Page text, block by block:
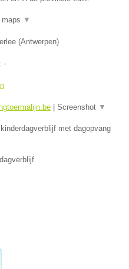
▼
(Antwerpen)
-
Screenshot ▼
met dagopvang